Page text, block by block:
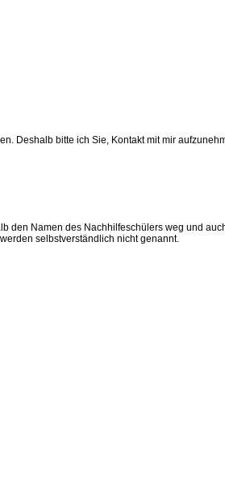
Deshalb bitte ich Sie, Kontakt mit mir
den Namen des Nachhilfeschülers weg und
selbstverständlich nicht genannt.